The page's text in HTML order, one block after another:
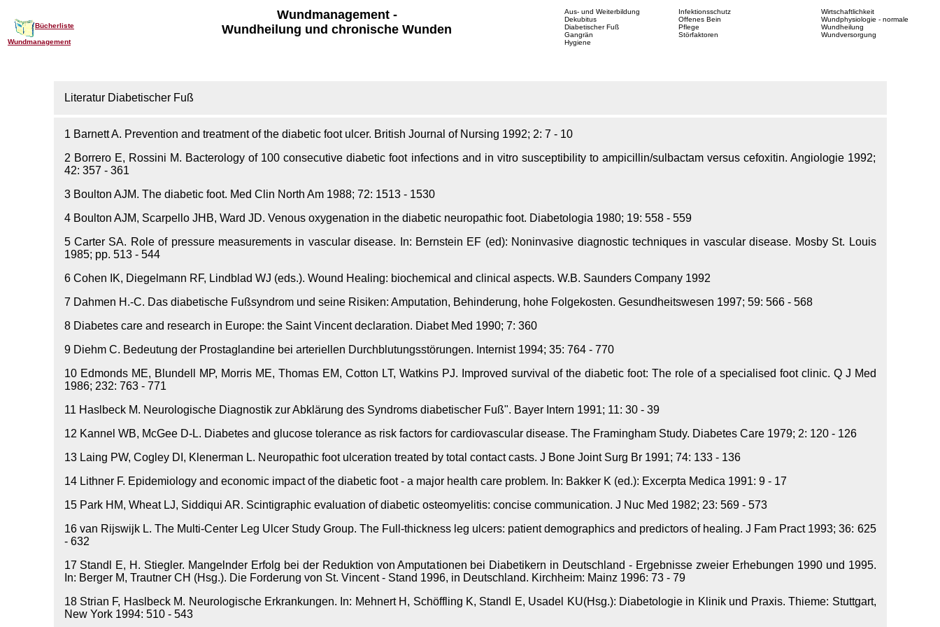
Bücherliste
Wundmanagement
Wundmanagement -
Wundheilung und chronische Wunden
Aus- und Weiterbildung
Dekubitus
Diabetischer Fuß
Gangrän
Hygiene
Infektionsschutz
Offenes Bein
Pflege
Störfaktoren
Wirtschaftlichkeit
Wundphysiologie - normale
Wundheilung
Wundversorgung
Literatur Diabetischer Fuß
1 Barnett A. Prevention and treatment of the diabetic foot ulcer. British Journal of Nursing 1992; 2: 7 - 10
2 Borrero E, Rossini M. Bacterology of 100 consecutive diabetic foot infections and in vitro susceptibility to ampicillin/sulbactam versus cefoxitin. Angiologie 1992;
42: 357 - 361
3Boulton AJM. The diabetic foot. Med Clin North Am 1988; 72: 1513 - 1530
4Boulton AJM, Scarpello JHB, Ward JD. Venous oxygenation in the diabetic neuropathic foot. Diabetologia 1980; 19: 558 - 559
5Carter SA. Role of pressure measurements in vascular disease. In: Bernstein EF (ed): Noninvasive diagnostic techniques in vascular disease. Mosby St. Louis
1985; pp. 513 - 544
6Cohen IK, Diegelmann RF, Lindblad WJ (eds.). Wound Healing: biochemical and clinical aspects. W.B. Saunders Company 1992
7 Dahmen H.-C. Das diabetische Fußsyndrom und seine Risiken: Amputation, Behinderung, hohe Folgekosten. Gesundheitswesen 1997; 59: 566 - 568
8Diabetes care and research in Europe: the Saint Vincent declaration. Diabet Med 1990; 7: 360
9Diehm C. Bedeutung der Prostaglandine bei arteriellen Durchblutungsstörungen. Internist 1994; 35: 764 - 770
10Edmonds ME, Blundell MP, Morris ME, Thomas EM, Cotton LT, Watkins PJ. Improved survival of the diabetic foot: The role of a specialised foot clinic. Q J Med
1986; 232: 763 - 771
11 Haslbeck M. Neurologische Diagnostik zur Abklärung des Syndroms diabetischer Fuß". Bayer Intern 1991; 11: 30 - 39
12 Kannel WB, McGee D-L. Diabetes and glucose tolerance as risk factors for cardiovascular disease. The Framingham Study. Diabetes Care 1979; 2: 120 - 126
13Laing PW, Cogley DI, Klenerman L. Neuropathic foot ulceration treated by total contact casts. J Bone Joint Surg Br 1991; 74: 133 - 136
14Lithner F. Epidemiology and economic impact of the diabetic foot - a major health care problem. In: Bakker K (ed.): Excerpta Medica 1991: 9 - 17
15Park HM, Wheat LJ, Siddiqui AR. Scintigraphic evaluation of diabetic osteomyelitis: concise communication. J Nuc Med 1982; 23: 569 - 573
16van Rijswijk L. The Multi-Center Leg Ulcer Study Group. The Full-thickness leg ulcers: patient demographics and predictors of healing. J Fam Pract 1993; 36: 625
- 632
17 Standl E, H. Stiegler. Mangelnder Erfolg bei der Reduktion von Amputationen bei Diabetikern in Deutschland - Ergebnisse zweier Erhebungen 1990 und 1995.
In: Berger M, Trautner CH (Hsg.). Die Forderung von St. Vincent - Stand 1996, in Deutschland. Kirchheim: Mainz 1996: 73 - 79
18Strian F, Haslbeck M. Neurologische Erkrankungen. In: Mehnert H, Schöffling K, Standl E, Usadel KU(Hsg.): Diabetologie in Klinik und Praxis. Thieme: Stuttgart,
New York 1994: 510 - 543